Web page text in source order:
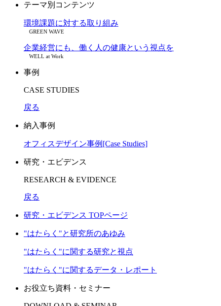
テーマ別コンテンツ
環境課題に対する取り組み
GREEN WAVE
企業経営にも、働く人の健康という視点を
WELL at Work
事例
CASE STUDIES
戻る
納入事例
オフィスデザイン事例[Case Studies]
研究・エビデンス
RESEARCH & EVIDENCE
戻る
研究・エビデンス TOPページ
"はたらく"と研究所のあゆみ
"はたらく"に関する研究と視点
"はたらく"に関するデータ・レポート
お役立ち資料・セミナー